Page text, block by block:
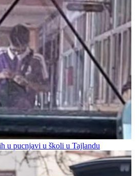
u pucnjavi u školi u Tajlandu